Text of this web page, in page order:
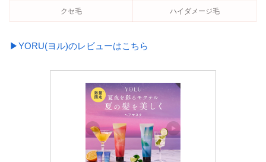
クセ毛 ハイダメージ毛
▶YORU(ヨル)のレビューはこちら